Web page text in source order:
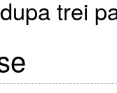
trei